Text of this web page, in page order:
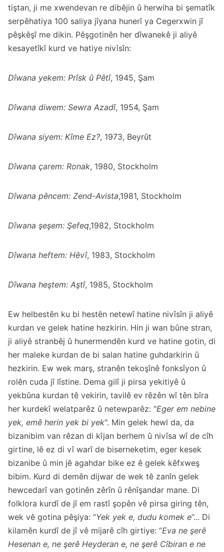
tiştan, ji me xwendevan re dibêjin û herwiha bi şematîk
serpêhatiya 100 saliya jîyana hunerî ya Cegerxwin jî
pêşkêşî me dikin. Pêşgotinên her dîwanekê ji aliyê
kesayetîkî kurd ve hatiye nivîsîn:
Dîwana yekem: Prîsk û Pêtî, 1945, Şam
Dîwana diwem: Sewra Azadî, 1954, Şam
Dîwana siyem: Kîme Ez?, 1973, Beyrût
Dîwana çarem: Ronak, 1980, Stockholm
Dîwana pêncem: Zend-Avista,1981, Stockholm
Dîwana şeşem: Şefeq,1982, Stockholm
Dîwana heftem: Hêvî, 1983, Stockholm
Dîwana heştem: Aştî, 1985, Stockholm
Ew helbestên ku bi hestên netewî hatine nivîsîn ji aliyê
kurdan ve gelek hatine hezkirin. Hin ji wan bûne stran,
ji aliyê stranbêj û hunermendên kurd ve hatine gotin, di
her maleke kurdan de bi salan hatine guhdarkirin û
hezkirin. Ew wek marş, stranên tekoşînê fonksîyon û
rolên cuda jî lîstine. Dema gilî ji pirsa yekitiyê û
yekbûna kurdan tê vekirin, tavilê ev rêzên wî tên bîra
her kurdekî welatparêz û netewparêz: "Eger em nebine
yek, emê herin yek bi yek". Min gelek hewl da, da
bizanibim van rêzan di kîjan berhem û nivîsa wî de cîh
girtine, lê ez di vî warî de biserneketim, eger kesek
bizanibe û min jê agahdar bike ez ê gelek kêfxweş
bibim. Kurd di demên dijwar de wek tê zanîn gelek
hewcedarî van gotinên zêrîn û rênîşandar mane. Di
folklora kurdî de jî em rastî şopên vê pirsa giring tên,
wek vê gotina pêşiya: “Yek yek e, dudu komek e”... Di
kilamên kurdî de jî vê mijarê cîh girtiye: “Eva ne şerê
Hesenan e, ne şerê Heyderan e, ne şerê Cîbiran e ne